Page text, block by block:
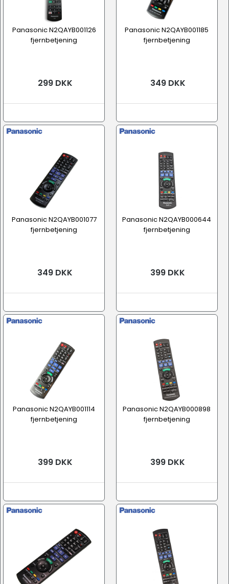
Panasonic N2QAYB001126
fjernbetjening
299 DKK
Panasonic N2QAYB001185
fjernbetjening
349 DKK
Panasonic N2QAYB001077
fjernbetjening
349 DKK
Panasonic N2QAYB000644
fjernbetjening
399 DKK
Panasonic N2QAYB001114
fjernbetjening
399 DKK
Panasonic N2QAYB000898
fjernbetjening
399 DKK